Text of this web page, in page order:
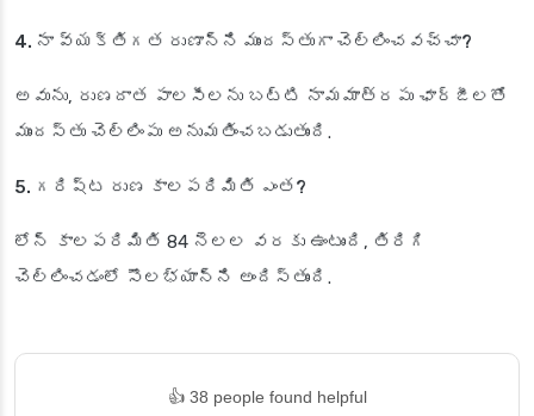
4. నా వ్యక్తిగత రుణాన్ని ముందస్తుగా చెల్లించవచ్చా?
అవును, రుణదాత పాలసీలను బట్టి నామమాత్రపు ఛార్జీలతో
ముందస్తు చెల్లింపు అనుమతించబడుతుంది.
5. గరిష్ట రుణ కాలపరిమితి ఎంత?
లోన్ కాలపరిమితి 84 నెలల వరకు ఉంటుంది, తిరిగి
చెల్లించడంలో సౌలభ్యాన్ని అందిస్తుంది.
👍 38 people found helpful